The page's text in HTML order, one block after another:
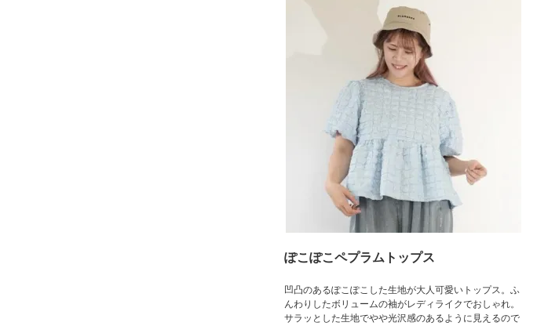
ぽこぽこペプラムトップス
凹凸のあるぽこぽこした生地が大人可愛いトップス。ふ
んわりしたボリュームの袖がレディライクでおしゃれ。
サラッとした生地でやや光沢感のあるように見えるので